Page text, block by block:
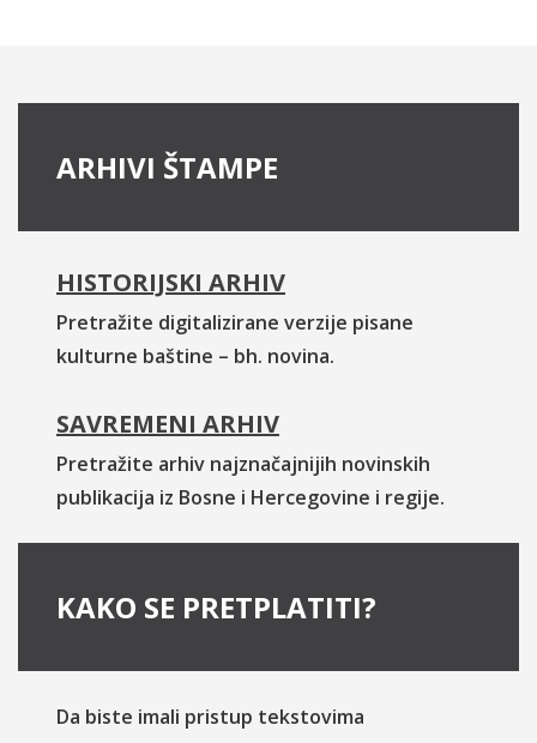
ARHIVI ŠTAMPE
HISTORIJSKI ARHIV
Pretražite digitalizirane verzije pisane
kulturne baštine – bh. novina.
SAVREMENI ARHIV
Pretražite arhiv najznačajnijih novinskih
publikacija iz Bosne i Hercegovine i regije.
KAKO SE PRETPLATITI?
Da biste imali pristup tekstovima